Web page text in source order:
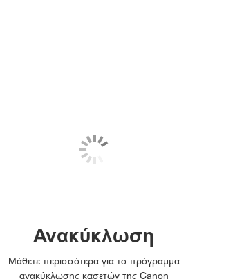
Ανακύκλωση
Μάθετε περισσότερα για το πρόγραμμα
ανακύκλωσης κασετών της Canon